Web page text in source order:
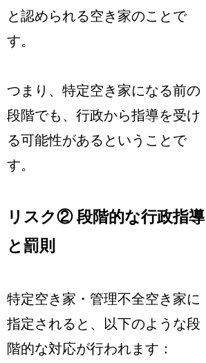
と認められる空き家のことで
す。
つまり、特定空き家になる前の
段階でも、行政から指導を受け
る可能性があるということで
す。
リスク② 段階的な行政指導
と罰則
特定空き家・管理不全空き家に
指定されると、以下のような段
階的な対応が行われます：